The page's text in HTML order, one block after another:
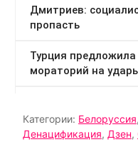
Категории: Белоруссия,
Денацификация, Дзен,